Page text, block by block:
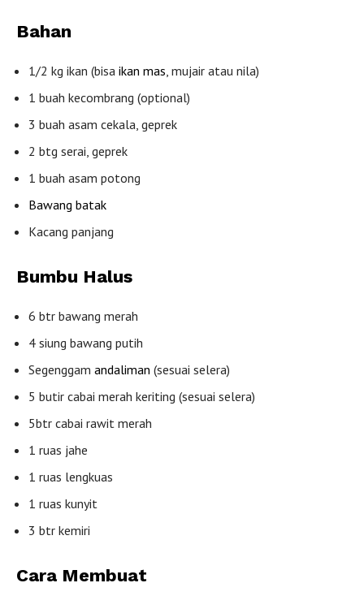
Bahan
1/2 kg ikan (bisa ikan mas, mujair atau nila)
1 buah kecombrang (optional)
3 buah asam cekala, geprek
2 btg serai, geprek
1 buah asam potong
Bawang batak
Kacang panjang
Bumbu Halus
6 btr bawang merah
4 siung bawang putih
Segenggam andaliman (sesuai selera)
5 butir cabai merah keriting (sesuai selera)
5btr cabai rawit merah
1 ruas jahe
1 ruas lengkuas
1 ruas kunyit
3 btr kemiri
Cara Membuat